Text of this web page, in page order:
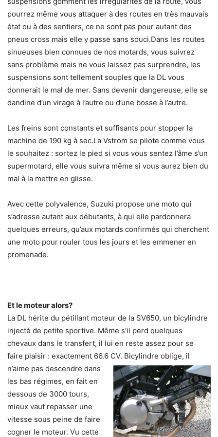
pourrez même vous attaquer à des routes en très mauvais
état ou à des sentiers, ce ne sont pas pour autant des
pneus cross mais elle y passe sans souci.Dans les routes
sinueuses bien connues de nos motards, vous suivrez
sans problème mais ne vous laissez pas surprendre, les
suspensions sont tellement souples que la DL vous
donnerait le mal de mer. Sans devenir dangereuse, elle se
dandine d’un virage à l’autre ou d’une bosse à l’autre.
Les freins sont constants et suffisants pour stopper la
machine de 190 kg à sec.La Vstrom se pilote comme vous
le souhaitez : sortez le pied si vous vous sentez l’âme s’un
supermotard, elle vous suivra même si vous aurez bien du
mal à la mettre en glisse.
Avec cette polyvalence, Suzuki propose une moto qui
s’adresse autant aux débutants, à qui elle pardonnera
quelques erreurs, qu’aux motards confirmés qui cherchent
une moto pour rouler tous les jours et les emmener en
promenade.
Et le moteur alors?
La DL hérite du pétillant moteur de la SV650, un bicylindre
injecté de petite sportive. Même s’il perd quelques
chevaux dans le transfert, il lui en reste assez pour se
faire plaisir : exactement 66.6 CV. Bicylindre oblige, il
n’aime pas descendre dans
les bas régimes, en fait en
dessous de 3000 tours,
mieux vaut repasser une
vitesse sous peine de faire
cogner le moteur. Vu cette